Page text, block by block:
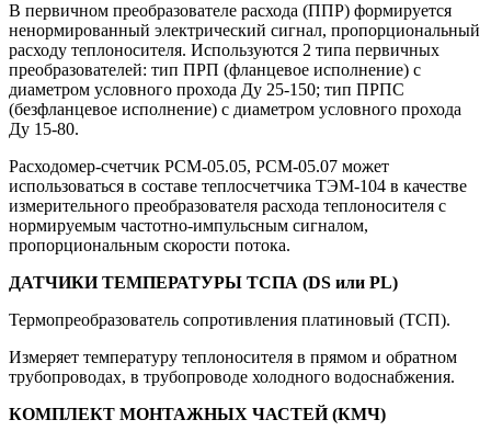
В первичном преобразователе расхода (ППР) формируется
ненормированный электрический сигнал, пропорциональный
расходу теплоносителя. Используются 2 типа первичных
преобразователей: тип ПРП (фланцевое исполнение) с
диаметром условного прохода Ду 25-150; тип ПРПС
(безфланцевое исполнение) с диаметром условного прохода
Ду 15-80.
Расходомер-счетчик РСМ-05.05, РСМ-05.07 может
использоваться в составе теплосчетчика ТЭМ-104 в качестве
измерительного преобразователя расхода теплоносителя с
нормируемым частотно-импульсным сигналом,
пропорциональным скорости потока.
ДАТЧИКИ ТЕМПЕРАТУРЫ ТСПА (DS или PL)
Термопреобразователь сопротивления платиновый (ТСП).
Измеряет температуру теплоносителя в прямом и обратном
трубопроводах, в трубопроводе холодного водоснабжения.
КОМПЛЕКТ МОНТАЖНЫХ ЧАСТЕЙ (КМЧ)